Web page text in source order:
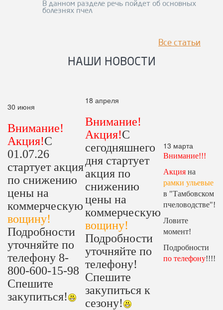
В данном разделе речь пойдет об основных
болезнях пчел
Все статьи
НАШИ НОВОСТИ
30 июня
Внимание!
Акция!С
01.07.26
стартует акция
по снижению
цены на
коммерческую
вощину!
Подробности
уточняйте по
телефону 8-
800-600-15-98
Спешите
закупиться!
18 апреля
Внимание!
Акция!С
сегодняшнего
дня стартует
акция по
снижению
цены на
коммерческую
вощину!
Подробности
уточняйте по
телефону!
Спешите
закупиться к
сезону!
13 марта
Внимание!!!
Акция на
рамки ульевые
в "Тамбовском
пчеловодстве"!
Ловите
момент!
Подробности
по телефону!!!!